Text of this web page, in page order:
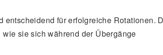
entscheidend für erfolgreiche Rotationen.
sie sich während der Übergänge